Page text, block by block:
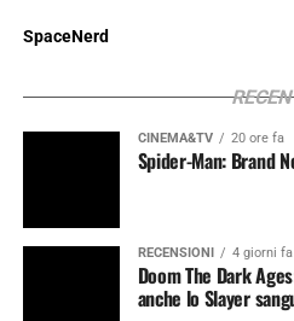
SpaceNerd
CINEMA&TV 20 ore fa
Spider-Man: Brand
RECENSIONI 4 giorni fa
Doom The Dark
anche lo Slayer